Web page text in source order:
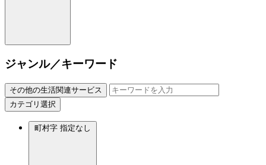
ジャンル／キーワード
その他の生活関連サービス
カテゴリ選択
町村字 指定なし